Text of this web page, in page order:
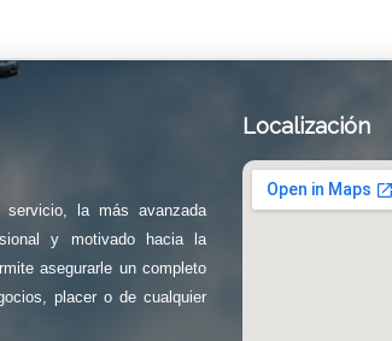
servicio, la más avanzada
y motivado hacia la
asegurarle un completo
placer o de cualquier
Localización